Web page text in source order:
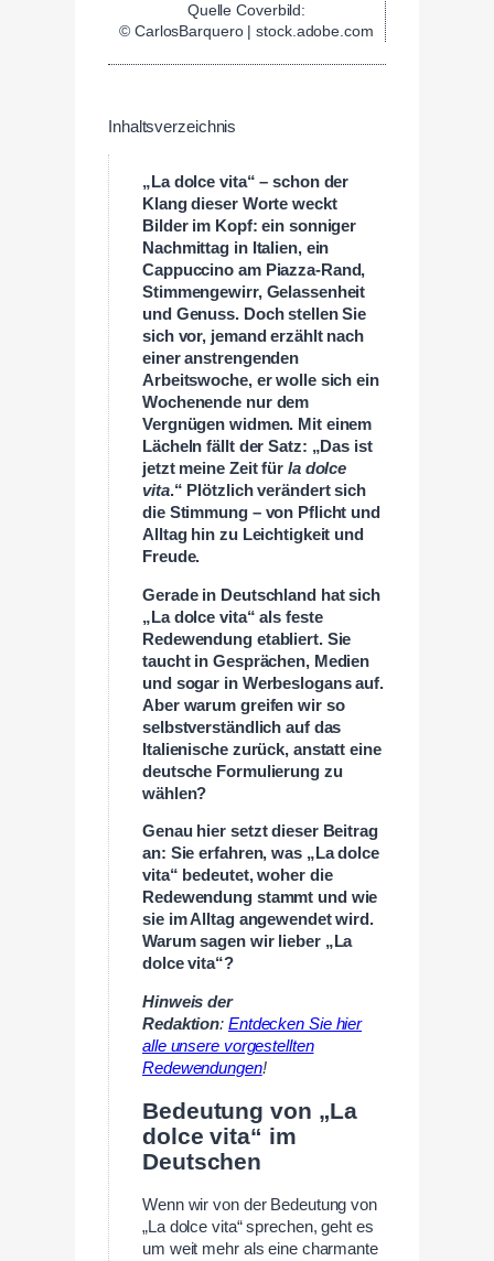
Quelle Coverbild:
© CarlosBarquero | stock.adobe.com
Inhaltsverzeichnis
„La dolce vita“ – schon der
Klang dieser Worte weckt
Bilder im Kopf: ein sonniger
Nachmittag in Italien, ein
Cappuccino am Piazza-Rand,
Stimmengewirr, Gelassenheit
und Genuss. Doch stellen Sie
sich vor, jemand erzählt nach
einer anstrengenden
Arbeitswoche, er wolle sich ein
Wochenende nur dem
Vergnügen widmen. Mit einem
Lächeln fällt der Satz: „Das ist
jetzt meine Zeit für la dolce
vita.“ Plötzlich verändert sich
die Stimmung – von Pflicht und
Alltag hin zu Leichtigkeit und
Freude.
Gerade in Deutschland hat sich
„La dolce vita“ als feste
Redewendung etabliert. Sie
taucht in Gesprächen, Medien
und sogar in Werbeslogans auf.
Aber warum greifen wir so
selbstverständlich auf das
Italienische zurück, anstatt eine
deutsche Formulierung zu
wählen?
Genau hier setzt dieser Beitrag
an: Sie erfahren, was „La dolce
vita“ bedeutet, woher die
Redewendung stammt und wie
sie im Alltag angewendet wird.
Warum sagen wir lieber „La
dolce vita“?
Hinweis der
Redaktion: Entdecken Sie hier
alle unsere vorgestellten
Redewendungen!
Bedeutung von „La
dolce vita“ im
Deutschen
Wenn wir von der Bedeutung von
„La dolce vita“ sprechen, geht es
um weit mehr als eine charmante